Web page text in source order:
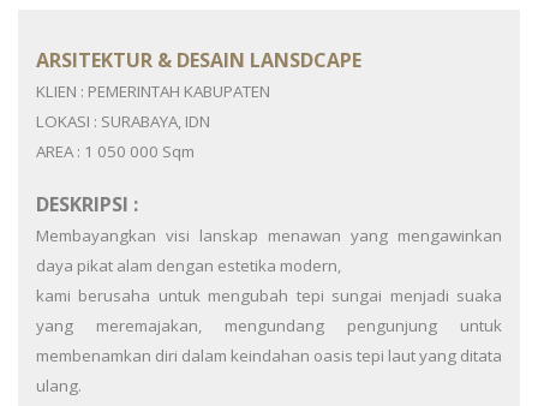
ARSITEKTUR & DESAIN LANSDCAPE
KLIEN : PEMERINTAH KABUPATEN
LOKASI : SURABAYA, IDN
AREA : 1 050 000 Sqm
DESKRIPSI :
Membayangkan visi lanskap menawan yang mengawinkan
daya pikat alam dengan estetika modern,
kami berusaha untuk mengubah tepi sungai menjadi suaka
yang meremajakan, mengundang pengunjung untuk
membenamkan diri dalam keindahan oasis tepi laut yang ditata
ulang.